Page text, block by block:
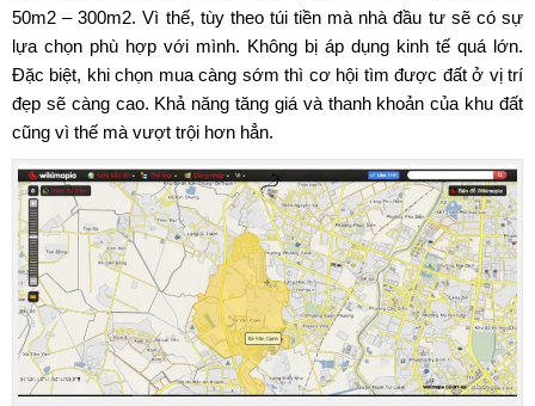
50m2 – 300m2. Vì thế, tùy theo túi tiền mà nhà đầu tư sẽ có sự
lựa chọn phù hợp với mình. Không bị áp dụng kinh tế quá lớn.
Đặc biệt, khi chọn mua càng sớm thì cơ hội tìm được đất ở vị trí
đẹp sẽ càng cao. Khả năng tăng giá và thanh khoản của khu đất
cũng vì thế mà vượt trội hơn hẳn.